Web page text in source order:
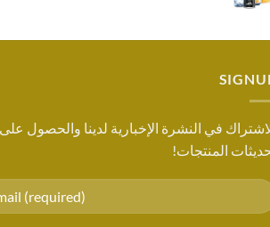
د.إ50.00.
د.إ45.00.
في النشرة الإخبارية لدينا والحصول
المنتجات!